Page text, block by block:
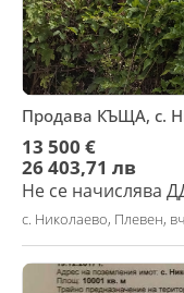
Продава КЪЩА, с.
13 500 €
26 403,71 лв
Не се начислява
с. Николаево, Плевен,